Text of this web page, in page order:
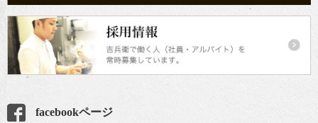
facebookページ